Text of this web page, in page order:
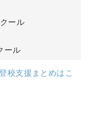
ール
ール
校支援まとめはこ